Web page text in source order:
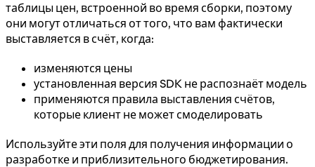
таблицы цен, встроенной во время сборки, поэтому
они могут отличаться от того, что вам фактически
выставляется в счёт, когда:
изменяются цены
установленная версия SDK не распознаёт модель
применяются правила выставления счётов,
которые клиент не может смоделировать
Используйте эти поля для получения информации о
разработке и приблизительного бюджетирования.